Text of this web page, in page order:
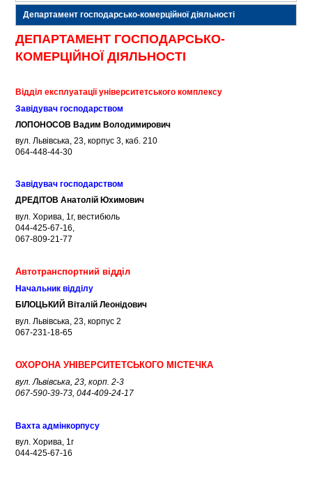
Департамент господарсько-комерційної діяльності
ДЕПАРТАМЕНТ ГОСПОДАРСЬКО-
КОМЕРЦІЙНОЇ ДІЯЛЬНОСТІ
Відділ експлуатації університетського комплексу
Завідувач господарством
ЛОПОНОСОВ Вадим Володимирович
вул. Львівська, 23, корпус 3, каб. 210
064-448-44-30
Завідувач господарством
ДРЕДІТОВ Анатолій Юхимович
вул. Хорива, 1г, вестибюль
044-425-67-16,
067-809-21-77
Автотранспортний відділ
Начальник відділу
БІЛОЦЬКИЙ Віталій Леонідович
вул. Львівська, 23, корпус 2
067-231-18-65
ОХОРОНА УНІВЕРСИТЕТСЬКОГО МІСТЕЧКА
вул. Львівська, 23, корп. 2-3
067-590-39-73, 044-409-24-17
Вахта адмінкорпусу
вул. Хорива, 1г
044-425-67-16